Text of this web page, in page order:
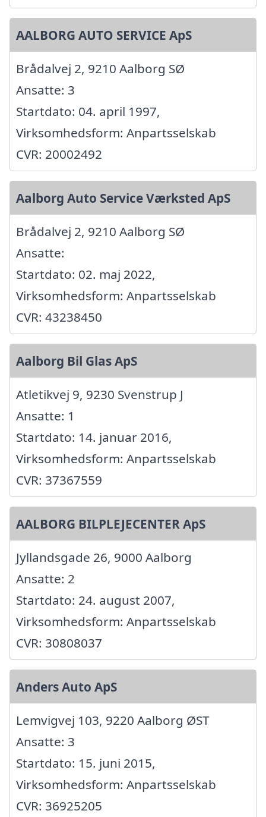
AALBORG AUTO SERVICE ApS
Brådalvej 2, 9210 Aalborg SØ
Ansatte: 3
Startdato: 04. april 1997,
Virksomhedsform: Anpartsselskab
CVR: 20002492
Aalborg Auto Service Værksted ApS
Brådalvej 2, 9210 Aalborg SØ
Ansatte:
Startdato: 02. maj 2022,
Virksomhedsform: Anpartsselskab
CVR: 43238450
Aalborg Bil Glas ApS
Atletikvej 9, 9230 Svenstrup J
Ansatte: 1
Startdato: 14. januar 2016,
Virksomhedsform: Anpartsselskab
CVR: 37367559
AALBORG BILPLEJECENTER ApS
Jyllandsgade 26, 9000 Aalborg
Ansatte: 2
Startdato: 24. august 2007,
Virksomhedsform: Anpartsselskab
CVR: 30808037
Anders Auto ApS
Lemvigvej 103, 9220 Aalborg ØST
Ansatte: 3
Startdato: 15. juni 2015,
Virksomhedsform: Anpartsselskab
CVR: 36925205